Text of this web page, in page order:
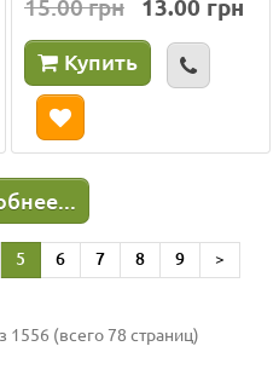
15.00 грн 13.00 грн
Купить
5 6 7 8 9
>
1556 (всего 78 страниц)